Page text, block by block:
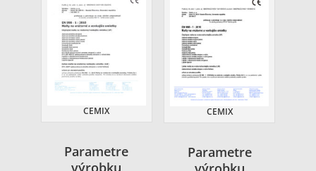
CEMIX
Parametre
výrobku
CEMIX
Parametre